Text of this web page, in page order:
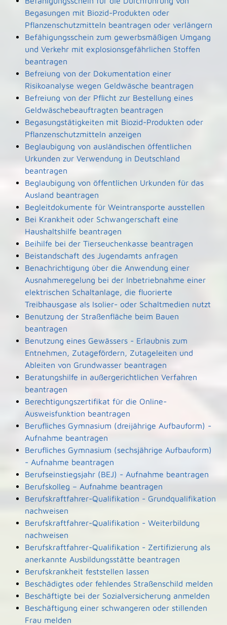
Begasungen mit Biozid-Produkten oder
Pflanzenschutzmitteln beantragen oder verlängern
Befähigungsschein zum gewerbsmäßigen Umgang
und Verkehr mit explosionsgefährlichen Stoffen
beantragen
Befreiung von der Dokumentation einer
Risikoanalyse wegen Geldwäsche beantragen
Befreiung von der Pflicht zur Bestellung eines
Geldwäschebeauftragten beantragen
Begasungstätigkeiten mit Biozid-Produkten oder
Pflanzenschutzmitteln anzeigen
Beglaubigung von ausländischen öffentlichen
Urkunden zur Verwendung in Deutschland
beantragen
Beglaubigung von öffentlichen Urkunden für das
Ausland beantragen
Begleitdokumente für Weintransporte ausstellen
Bei Krankheit oder Schwangerschaft eine
Haushaltshilfe beantragen
Beihilfe bei der Tierseuchenkasse beantragen
Beistandschaft des Jugendamts anfragen
Benachrichtigung über die Anwendung einer
Ausnahmeregelung bei der Inbetriebnahme einer
elektrischen Schaltanlage, die fluorierte
Treibhausgase als Isolier- oder Schaltmedien nutzt
Benutzung der Straßenfläche beim Bauen
beantragen
Benutzung eines Gewässers - Erlaubnis zum
Entnehmen, Zutagefördern, Zutageleiten und
Ableiten von Grundwasser beantragen
Beratungshilfe in außergerichtlichen Verfahren
beantragen
Berechtigungszertifikat für die Online-
Ausweisfunktion beantragen
Berufliches Gymnasium (dreijährige Aufbauform) -
Aufnahme beantragen
Berufliches Gymnasium (sechsjährige Aufbauform)
- Aufnahme beantragen
Berufseinstiegsjahr (BEJ) - Aufnahme beantragen
Berufskolleg – Aufnahme beantragen
Berufskraftfahrer-Qualifikation - Grundqualifikation
nachweisen
Berufskraftfahrer-Qualifikation - Weiterbildung
nachweisen
Berufskraftfahrer-Qualifikation - Zertifizierung als
anerkannte Ausbildungsstätte beantragen
Berufskrankheit feststellen lassen
Beschädigtes oder fehlendes Straßenschild melden
Beschäftigte bei der Sozialversicherung anmelden
Beschäftigung einer schwangeren oder stillenden
Frau melden